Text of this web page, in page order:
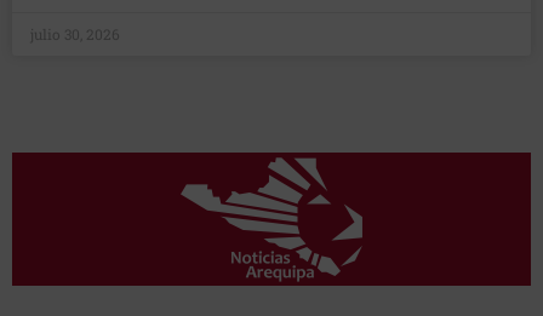
julio 30, 2026